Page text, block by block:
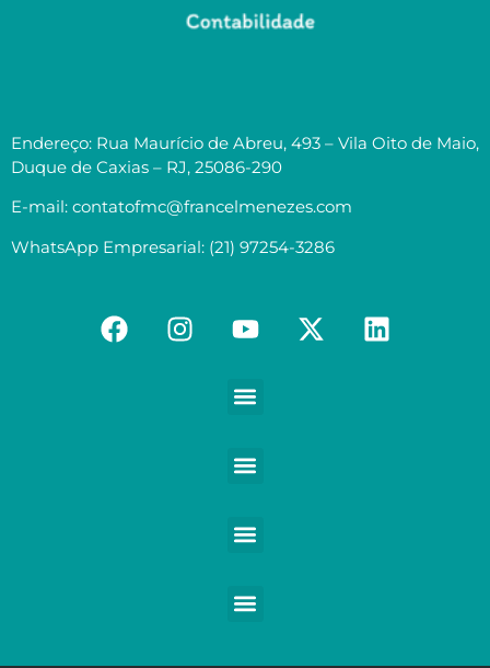
Endereço: Rua Maurício de Abreu, 493 – Vila Oito de Maio,
Duque de Caxias – RJ, 25086-290
E-mail: contatofmc@francelmenezes.com
WhatsApp Empresarial: (21) 97254-3286